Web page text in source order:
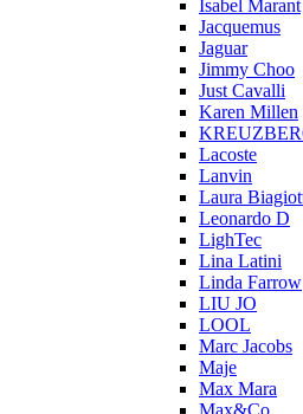
Isabel Marant
Jacquemus
Jaguar
Jimmy Choo
Just Cavalli
Karen Millen
Lacoste
Lanvin
Laura
Leonardo D
LighTec
Lina Latini
Linda Farrow
LIU JO
LOOL
Marc Jacobs
Maje
Max Mara
Max&Co